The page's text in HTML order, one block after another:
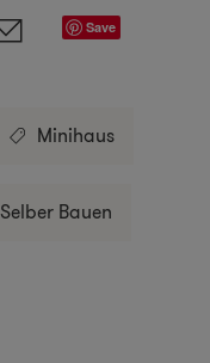
Save
Minihaus
Selber Bauen